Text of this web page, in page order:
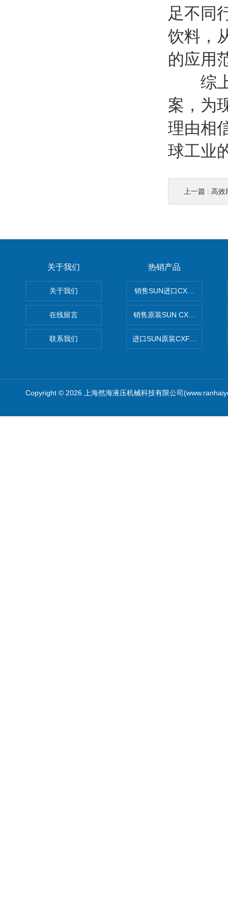
足不同
饮料，
的应用
综上
案，为
理由相
球工业
上一篇 : 高效能
关于我们
关于我们
在线留言
联系我们
热销产品
销售SUN进口CXGDXCN插
销售原装SUN CXJAXCN全
进口SUN原装CXFAXCN导压
Copyright © 2026 上海然海液压机械科技有限公司